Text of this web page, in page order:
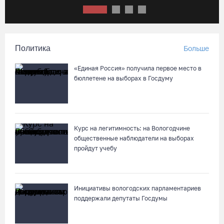
секции на Вологодчине
07.08.26 / 10:36
В Устюжне масштабно отметят 774-летие города фестивалем
кузнечного мастерства
Почти 60 тысяч вологжан научились защищать себя от
киберугроз
Политика Больше
«Единая Россия» получила первое место в
бюллетене на выборах в Госдуму
Курс на легитимность: на Вологодчине
общественные наблюдатели на выборах
пройдут учебу
Инициативы вологодских парламентариев
поддержали депутаты Госдумы